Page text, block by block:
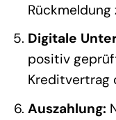
Rückmeldung
Digitale
positiv
Kreditvertrag
Auszahlung: